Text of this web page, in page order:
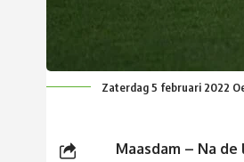
Zaterdag 5 februari 2022
Maasdam – Na